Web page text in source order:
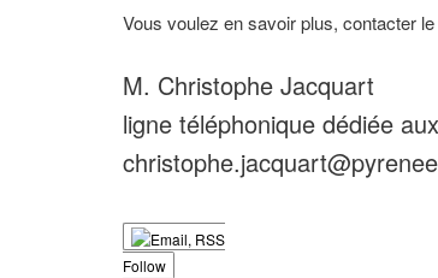
Vous voulez en savoir plus, contacter
M. Christophe Jacquart
ligne téléphonique dédiée
Follow